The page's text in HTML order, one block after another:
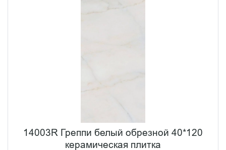
14003R Греппи белый обрезной 40*120
керамическая плитка